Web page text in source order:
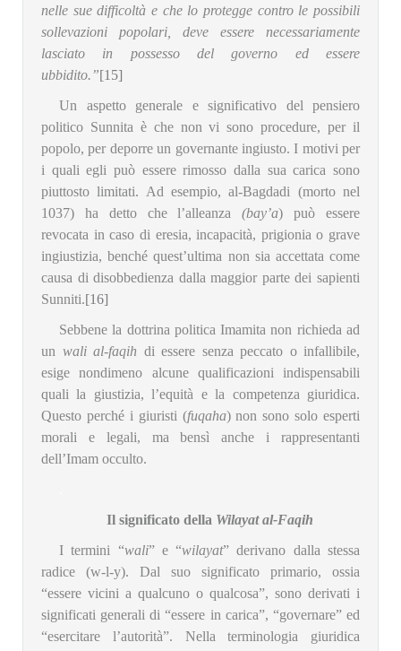
nelle sue difficoltà e che lo protegge contro le possibili
sollevazioni popolari, deve essere necessariamente
lasciato in possesso del governo ed essere
ubbidito.”[15]
Un aspetto generale e significativo del pensiero
politico Sunnita è che non vi sono procedure, per il
popolo, per deporre un governante ingiusto. I motivi per
i quali egli può essere rimosso dalla sua carica sono
piuttosto limitati. Ad esempio, al-Bagdadi (morto nel
1037) ha detto che l’alleanza(bay’a) può essere
revocata in caso di eresia, incapacità, prigionia o grave
ingiustizia, benché quest’ultima non sia accettata come
causa di disobbedienza dalla maggior parte dei sapienti
Sunniti.[16]
Sebbene la dottrina politica Imamita non richieda ad
un wali al-faqih di essere senza peccato o infallibile,
esige nondimeno alcune qualificazioni indispensabili
quali la giustizia, l’equità e la competenza giuridica.
Questo perché i giuristi (fuqaha) non sono solo esperti
morali e legali, ma bensì anche i rappresentanti
dell’Imam occulto.
Il significato della Wilayat al-Faqih
I termini “wali” e “wilayat” derivano dalla stessa
radice (w-l-y). Dal suo significato primario, ossia
“essere vicini a qualcuno o qualcosa”, sono derivati i
significati generali di “essere in carica”, “governare” ed
“esercitare l’autorità”. Nella terminologia giuridica